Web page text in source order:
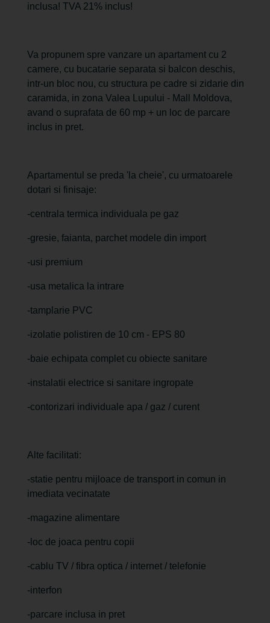
inclusa! TVA 21% inclus!
Va propunem spre vanzare un apartament cu 2
camere, cu bucatarie separata si balcon deschis,
intr-un bloc nou, cu structura pe cadre si zidarie din
caramida, in zona Valea Lupului - Mall Moldova,
avand o suprafata de 60 mp + un loc de parcare
inclus in pret.
Apartamentul se preda 'la cheie', cu urmatoarele
dotari si finisaje:
-centrala termica individuala pe gaz
-gresie, faianta, parchet modele din import
-usi premium
-usa metalica la intrare
-tamplarie PVC
-izolatie polistiren de 10 cm - EPS 80
-baie echipata complet cu obiecte sanitare
-instalatii electrice si sanitare ingropate
-contorizari individuale apa / gaz / curent
Alte facilitati:
-statie pentru mijloace de transport in comun in
imediata vecinatate
-magazine alimentare
-loc de joaca pentru copii
-cablu TV / fibra optica / internet / telefonie
-interfon
-parcare inclusa in pret